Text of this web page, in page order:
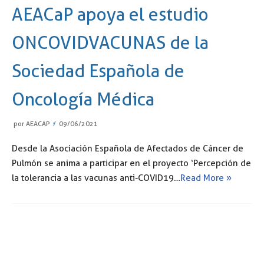
AEACaP apoya el estudio
ONCOVIDVACUNAS de la
Sociedad Española de
Oncología Médica
por AEACAP 09/06/2021
Desde la Asociación Española de Afectados de Cáncer de
Pulmón se anima a participar en el proyecto ‘Percepción de
la tolerancia a las vacunas anti-COVID19…Read More »